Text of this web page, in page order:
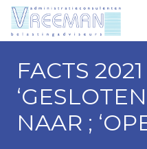
FACTS
NAAR ;